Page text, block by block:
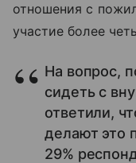
отношения с
участие более
На вопрос,
сидеть с
ответили,
делают это
29%